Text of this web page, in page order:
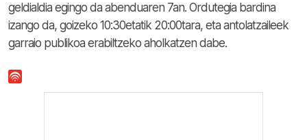
geldialdia egingo da abenduaren 7an. Ordutegia bardina
izango da, goizeko 10:30etatik 20:00tara, eta antolatzaileek
garraio publikoa erabiltzeko aholkatzen dabe.